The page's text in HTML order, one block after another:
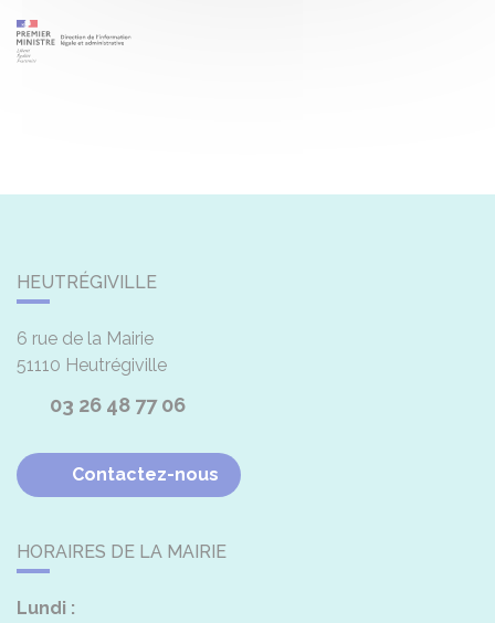
HEUTRÉGIVILLE
6 rue de la Mairie
51110 Heutrégiville
03 26 48 77 06
Contactez-nous
HORAIRES DE LA MAIRIE
Lundi :